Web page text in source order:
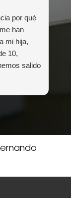
por qué
han
mi hija,
10,
salido